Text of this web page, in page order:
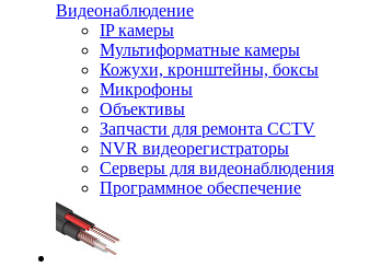
Видеонаблюдение
IP камеры
Мультиформатные камеры
Кожухи, кронштейны, боксы
Микрофоны
Объективы
Запчасти для ремонта CCTV
NVR видеорегистраторы
Серверы для видеонаблюдения
Программное обеспечение